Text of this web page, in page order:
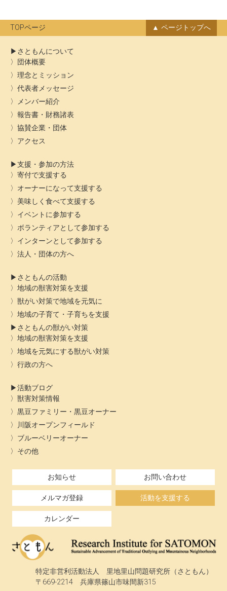
ブ
TOPページ ページトップへ
さともんについて
団体概要
理念とミッション
代表者メッセージ
メンバー紹介
報告書・財務諸表
協賛企業・団体
アクセス
支援・参加の方法
寄付で支援する
オーナーになって支援する
美味しく食べて支援する
イベントに参加する
ボランティアとして参加する
インターンとして参加する
法人・団体の方へ
さともんの活動
地域の獣害対策を支援
獣がい対策で地域を元気に
地域の子育て・子育ちを支援
さともんの獣がい対策
地域の獣害対策を支援
地域を元気にする獣がい対策
行政の方へ
活動ブログ
獣害対策情報
黒豆ファミリー・黒豆オーナー
川阪オープンフィールド
ブルーベリーオーナー
その他
お知らせ お問い合わせ
メルマガ登録 活動を支援する
カレンダー
特定非営利活動法人 里地里山問題研究所（さともん）
〒669-2214 兵庫県篠山市味間新315